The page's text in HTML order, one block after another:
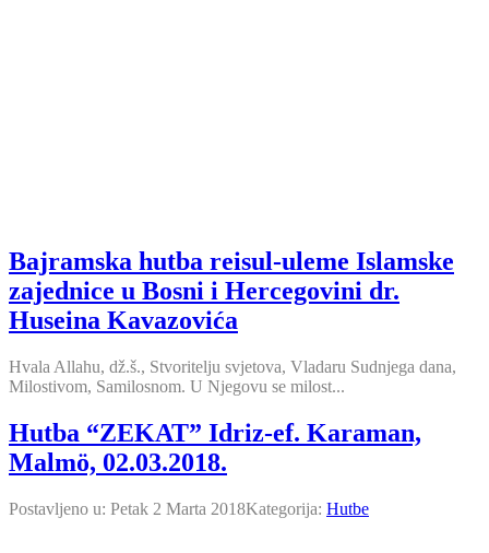
Bajramska hutba reisul-uleme Islamske
zajednice u Bosni i Hercegovini dr.
Huseina Kavazovića
Hvala Allahu, dž.š., Stvoritelju svjetova, Vladaru Sudnjega dana,
Milostivom, Samilosnom. U Njegovu se milost...
Hutba “ZEKAT” Idriz-ef. Karaman,
Malmö, 02.03.2018.
Postavljeno u: Petak 2 Marta 2018Kategorija: Hutbe